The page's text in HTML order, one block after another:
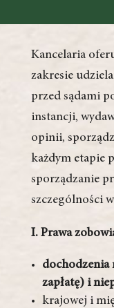
Kancelaria
zakresie
przed sądami
instancji,
opinii,
każdym etapie
sporządzanie
szczególności
I. Prawa
dochodzenia
zapłatę) i
krajowej i